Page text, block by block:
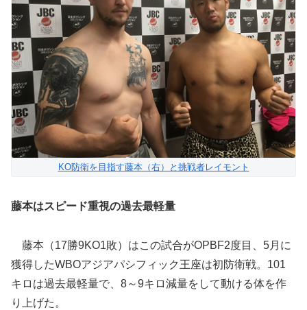
KO防衛を目指す藤本（右）と挑戦者レイモント
藤本はスピード重視の過去最軽量
藤本（17勝9KO1敗）はこの試合がOPBF2度目、5月に
獲得したWBOアジアパシフィック王座は初防衛戦。101
キロは過去最軽量で、8～9キロ減量をして動ける体を作
り上げた。